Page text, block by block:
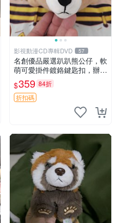
影視動漫CD專輯DVD 57
名創優品嚴選趴趴熊公仔，軟
萌可愛掛件鍍鉻鍵匙扣，辦公
放松好選擇 趴趴熊 鍍鉻鍵匙
扣 萬用掛件
$359 84折
折扣碼